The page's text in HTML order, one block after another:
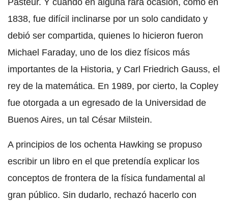
Pasteur. Y cuando en alguna rara ocasión, como en
1838, fue difícil inclinarse por un solo candidato y
debió ser compartida, quienes lo hicieron fueron
Michael Faraday, uno de los diez físicos más
importantes de la Historia, y Carl Friedrich Gauss, el
rey de la matemática. En 1989, por cierto, la Copley
fue otorgada a un egresado de la Universidad de
Buenos Aires, un tal César Milstein.
A principios de los ochenta Hawking se propuso
escribir un libro en el que pretendía explicar los
conceptos de frontera de la física fundamental al
gran público. Sin dudarlo, rechazó hacerlo con